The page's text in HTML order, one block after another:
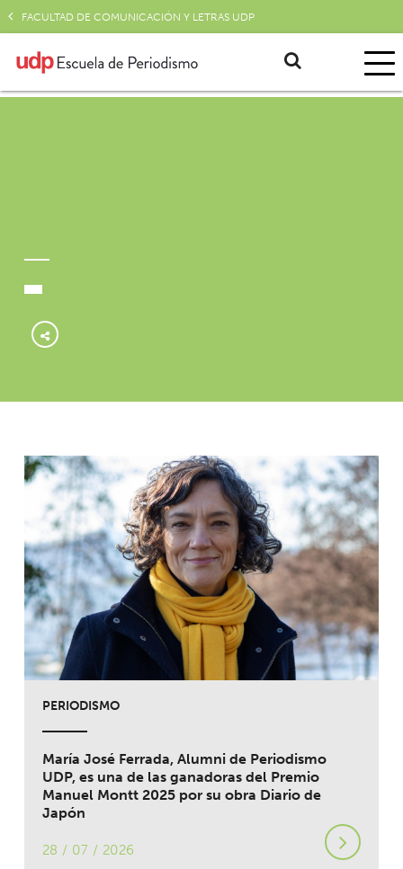
FACULTAD DE COMUNICACIÓN Y LETRAS UDP
PERIODISMO
María José Ferrada, Alumni de Periodismo
UDP, es una de las ganadoras del Premio
Manuel Montt 2025 por su obra Diario de
Japón
28 / 07 / 2026